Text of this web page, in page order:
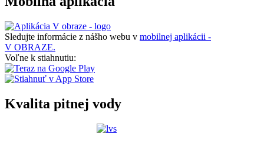
Sledujte informácie z nášho webu v mobilnej aplikácii -
V OBRAZE.
Voľne k stiahnutiu:
Kvalita pitnej vody